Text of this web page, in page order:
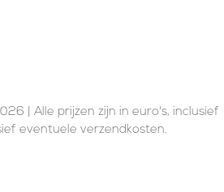
| Alle prijzen zijn in euro's, inclusief
eventuele verzendkosten.